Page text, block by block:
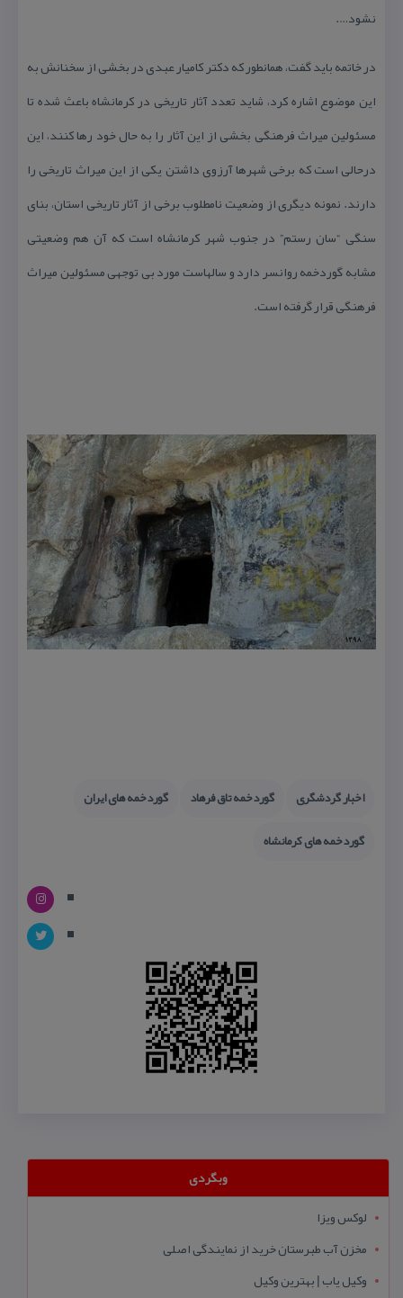
نشود….
در خاتمه باید گفت، همانطور كه دكتر كامیار عبدی در بخشی از سخنانش به
این موضوع اشاره كرد، شاید تعدد آثار تاریخی در كرمانشاه باعث شده تا
مسئولین میراث فرهنگی بخشی از این آثار را به حال خود رها كنند، این
درحالی است كه برخی شهرها آرزوی داشتن یكی از این میراث تاریخی را
دارند. نمونه دیگری از وضعیت نامطلوب برخی از آثار تاریخی استان، بنای
سنگی “سان رستم” در جنوب شهر كرمانشاه است كه آن هم وضعیتی
مشابه گوردخمه روانسر دارد و سالهاست مورد بی توجهی مسئولین میراث
فرهنگی قرار گرفته است.
اخبار گردشگری گوردخمه تاق فرهاد
گوردخمه های ایران
گوردخمه های كرمانشاه
وبگردی
لوکس ویزا
مخزن آب طبرستان خرید از نمایندگی اصلی
وکیل یاب | بهترین وکیل